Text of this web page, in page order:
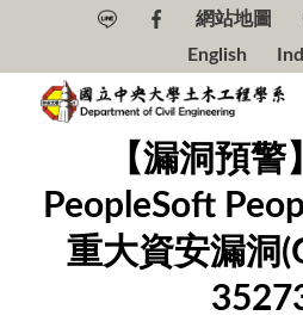
網站地圖
English
【漏洞預警
PeopleSoft
重大資安漏洞